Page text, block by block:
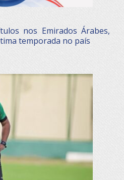
nos Emirados Árabes,
temporada no país